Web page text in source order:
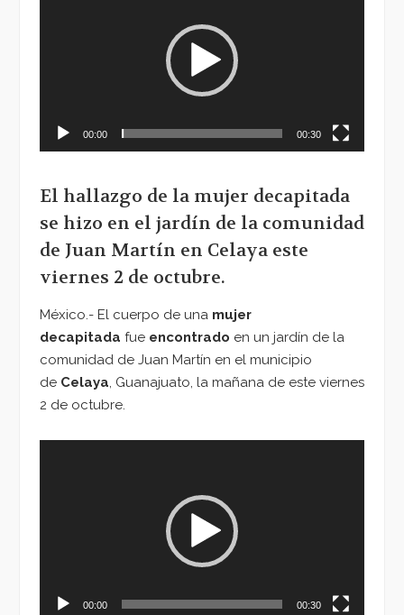
00:00 00:30
El hallazgo de la mujer decapitada
se hizo en el jardín de la comunidad
de Juan Martín en Celaya este
viernes 2 de octubre.
México.- El cuerpo de una mujer
decapitada fue encontrado en un jardín de la
comunidad de Juan Martín en el municipio
de Celaya, Guanajuato, la mañana de este viernes
2 de octubre.
00:00 00:30